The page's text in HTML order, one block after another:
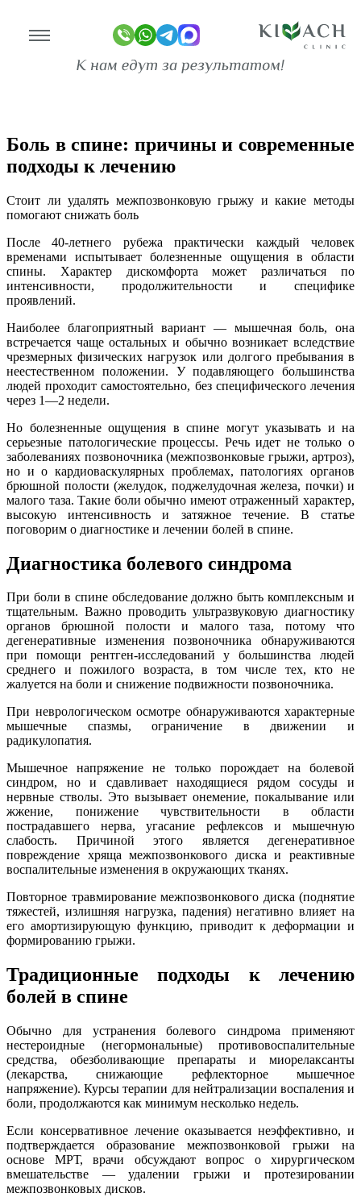
копии)
и
услуги
80-30
599-880
Боль в спине: причины, диагностика и
современные методы лечения
Боль в спине: причины и современные
подходы к лечению
Стоит ли удалять межпозвонковую грыжу и какие методы
помогают снижать боль
После 40-летнего рубежа практически каждый человек
временами испытывает болезненные ощущения в области
спины. Характер дискомфорта может различаться по
интенсивности, продолжительности и специфике
проявлений.
Наиболее благоприятный вариант — мышечная боль, она
встречается чаще остальных и обычно возникает вследствие
чрезмерных физических нагрузок или долгого пребывания в
неестественном положении. У подавляющего большинства
людей проходит самостоятельно, без специфического лечения
через 1—2 недели.
Но болезненные ощущения в спине могут указывать и на
серьезные патологические процессы. Речь идет не только о
заболеваниях позвоночника (межпозвонковые грыжи, артроз),
но и о кардиоваскулярных проблемах, патологиях органов
брюшной полости (желудок, поджелудочная железа, почки) и
малого таза. Такие боли обычно имеют отраженный характер,
высокую интенсивность и затяжное течение. В статье
поговорим о диагностике и лечении болей в спине.
Диагностика болевого синдрома
При боли в спине обследование должно быть комплексным и
тщательным. Важно проводить ультразвуковую диагностику
органов брюшной полости и малого таза, потому что
дегенеративные изменения позвоночника обнаруживаются
при помощи рентген-исследований у большинства людей
среднего и пожилого возраста, в том числе тех, кто не
жалуется на боли и снижение подвижности позвоночника.
При неврологическом осмотре обнаруживаются характерные
мышечные спазмы, ограничение в движении и
радикулопатия.
Мышечное напряжение не только порождает на болевой
синдром, но и сдавливает находящиеся рядом сосуды и
нервные стволы. Это вызывает онемение, покалывание или
жжение, понижение чувствительности в области
пострадавшего нерва, угасание рефлексов и мышечную
слабость. Причиной этого является дегенеративное
повреждение хряща межпозвонкового диска и реактивные
воспалительные изменения в окружающих тканях.
Повторное травмирование межпозвонкового диска (поднятие
тяжестей, излишняя нагрузка, падения) негативно влияет на
его амортизирующую функцию, приводит к деформации и
формированию грыжи.
Традиционные подходы к лечению
болей в спине
Обычно для устранения болевого синдрома применяют
нестероидные (негормональные) противовоспалительные
средства, обезболивающие препараты и миорелаксанты
(лекарства, снижающие рефлекторное мышечное
напряжение). Курсы терапии для нейтрализации воспаления и
боли, продолжаются как минимум несколько недель.
Если консервативное лечение оказывается неэффективно, и
подтверждается образование межпозвонковой грыжи на
основе МРТ, врачи обсуждают вопрос о хирургическом
вмешательстве — удалении грыжи и протезировании
межпозвонковых дисков.